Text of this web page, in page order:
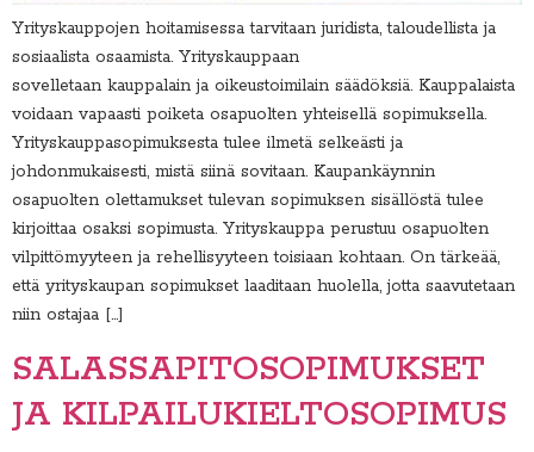
Yrityskauppojen hoitamisessa tarvitaan juridista, taloudellista ja
sosiaalista osaamista. Yrityskauppaan
sovelletaan kauppalain ja oikeustoimilain säädöksiä. Kauppalaista
voidaan vapaasti poiketa osapuolten yhteisellä sopimuksella.
Yrityskauppasopimuksesta tulee ilmetä selkeästi ja
johdonmukaisesti, mistä siinä sovitaan. Kaupankäynnin
osapuolten olettamukset tulevan sopimuksen sisällöstä tulee
kirjoittaa osaksi sopimusta. Yrityskauppa perustuu osapuolten
vilpittömyyteen ja rehellisyyteen toisiaan kohtaan. On tärkeää,
että yrityskaupan sopimukset laaditaan huolella, jotta saavutetaan
niin ostajaa […]
SALASSAPITOSOPIMUKSET
JA KILPAILUKIELTOSOPIMUS